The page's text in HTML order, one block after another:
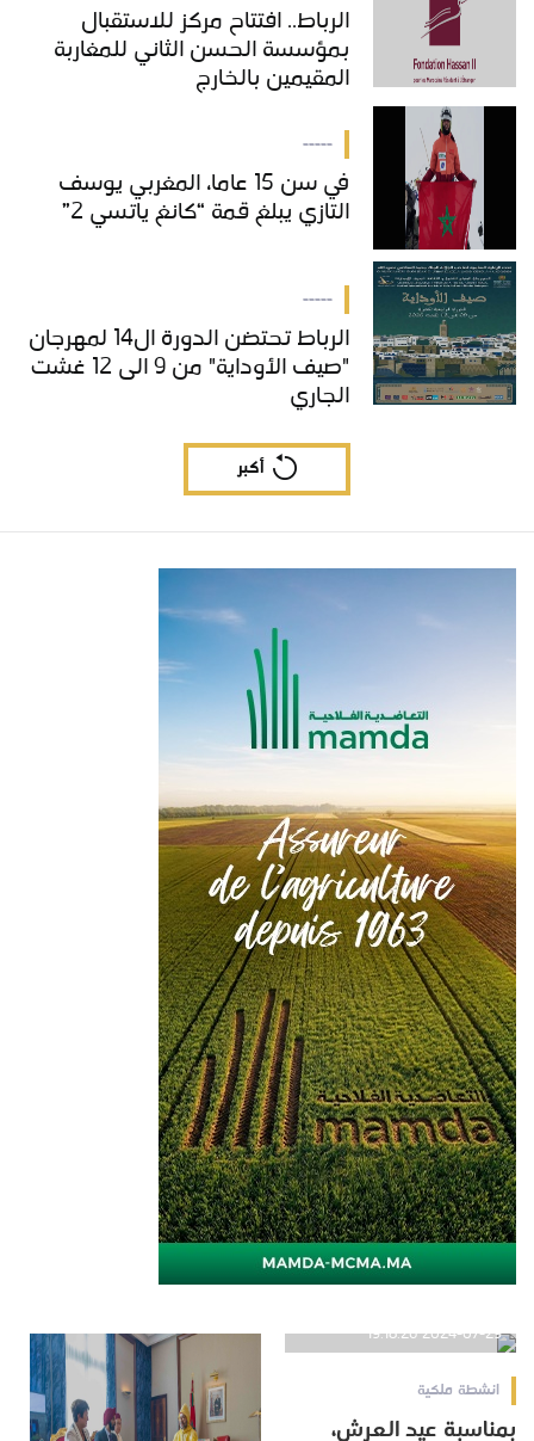
الرباط.. افتتاح مركز للاستقبال
بمؤسسة الحسن الثاني للمغاربة
المقيمين بالخارج
-----
في سن 15 عاما، المغربي يوسف
التازي يبلغ قمة “كانغ ياتسي 2”
-----
الرباط تحتضن الدورة ال14 لمهرجان
"صيف الأوداية" من 9 الى 12 غشت
الجاري
أكبر
2024-07-29 19:18:26
انشطة ملكية
بمناسبة عيد العرش،